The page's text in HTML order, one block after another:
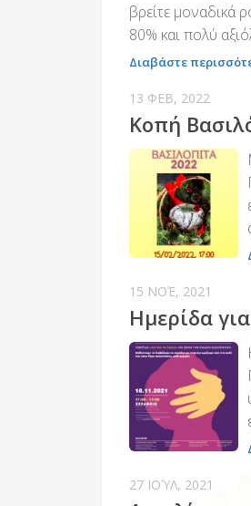
βρείτε μοναδικά
80% και πολύ
Διαβάστε
13 ΦΕΒ, 2022
Κοπή
15 ΝΟΈ, 2021
Ημερίδα
27 ΙΟΎΛ, 2021